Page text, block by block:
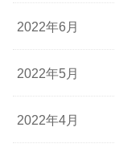
2022年6月
2022年5月
2022年4月